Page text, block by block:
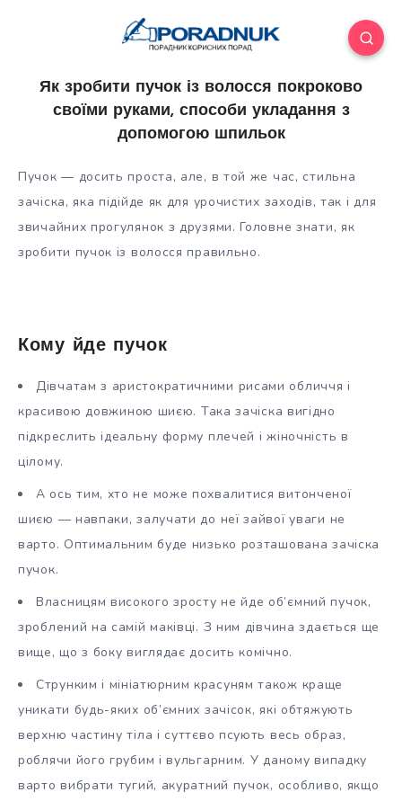
Як зробити пучок із волосся покроково
своїми руками, способи укладання з
допомогою шпильок
Пучок — досить проста, але, в той же час, стильна
зачіска, яка підійде як для урочистих заходів, так і для
звичайних прогулянок з друзями. Головне знати, як
зробити пучок із волосся правильно.
Кому йде пучок
Дівчатам з аристократичними рисами обличчя і
красивоюдовжиною шиєю. Така зачіска вигідно
підкреслить ідеальну форму плечей і жіночність в
цілому.
А ось тим, хто не може похвалитися витонченої
шиєю — навпаки, залучати до неї зайвої уваги не
варто. Оптимальним буде низько розташована зачіска
пучок.
Власницям високого зросту не йде об’ємний пучок,
зроблений на самій маківці. З ним дівчина здається ще
вище, що з боку виглядає досить комічно.
Струнким і мініатюрним красуням також краще
уникати будь-яких об’ємних зачісок, які обтяжують
верхню частину тіла і суттєво псують весь образ,
роблячи його грубим і вульгарним. У даному випадку
варто вибрати тугий, акуратний пучок, особливо, якщо